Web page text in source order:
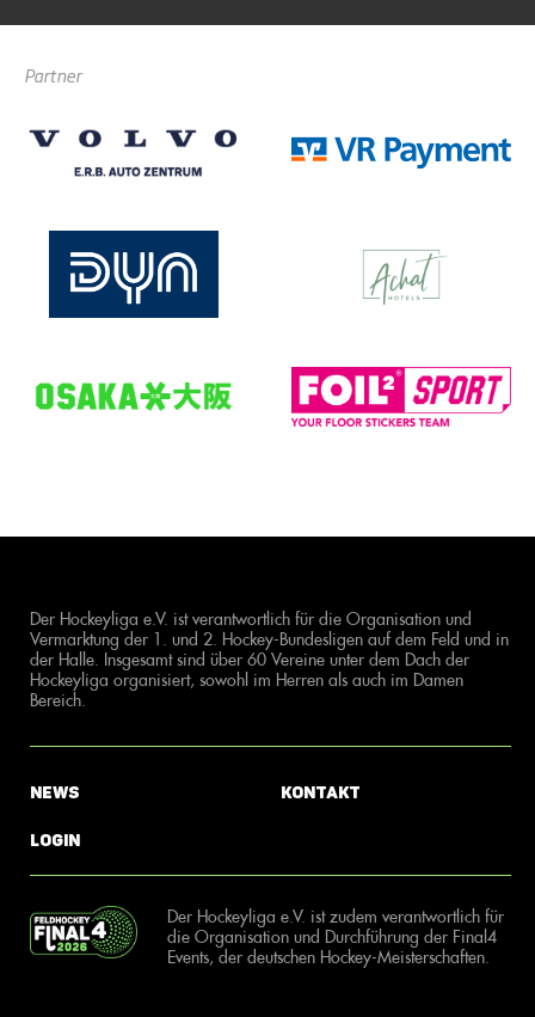
Partner
Der Hockeyliga e.V. ist verantwortlich für die Organisation und
Vermarktung der 1. und 2. Hockey-Bundesligen auf dem Feld und in
der Halle. Insgesamt sind über 60 Vereine unter dem Dach der
Hockeyliga organisiert, sowohl im Herren als auch im Damen
Bereich.
News
Login
Kontakt
Der Hockeyliga e.V. ist zudem verantwortlich für
die Organisation und Durchführung der Final4
Events, der deutschen Hockey-Meisterschaften.